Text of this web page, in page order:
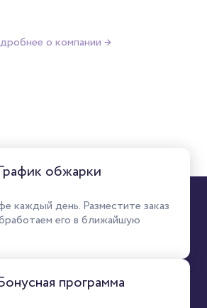
о компании →
обжарки
каждый день. Разместите заказ
его в ближайшую
программа